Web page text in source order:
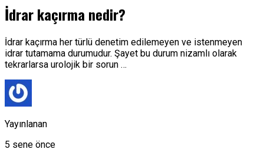
İdrar kaçırma nedir?
İdrar kaçırma her türlü denetim edilemeyen ve istenmeyen
idrar tutamama durumudur. Şayet bu durum nizamlı olarak
tekrarlarsa urolojik bir sorun …
Yayınlanan
5 sene önce